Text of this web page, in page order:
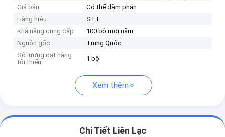
Giá bán
Có thể đàm phán
Hàng hiệu
STT
Khả năng cung cấp
100 bộ mỗi năm
Nguồn gốc
Trung Quốc
Số lượng đặt hàng
tối thiểu
1 bộ
Xem thêm
Chi Tiết Liên Lạc